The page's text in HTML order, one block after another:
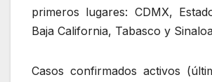
primeros lugares: CDMX,
Baja California, Tabasco y
Casos confirmados activos